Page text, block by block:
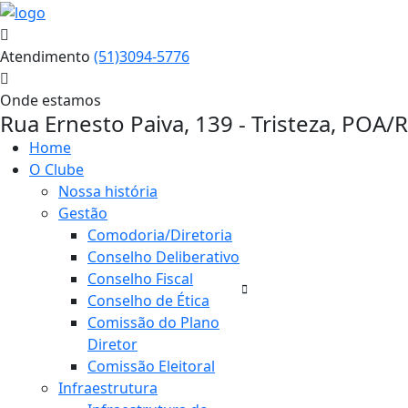
Atendimento (51)3094-5776
Onde estamos
Rua Ernesto Paiva, 139 - Tristeza, POA/
Home
O Clube
Nossa história
Gestão
Comodoria/Diretoria
Conselho Deliberativo
Conselho Fiscal
Conselho de Ética
Comissão do Plano
Diretor
Comissão Eleitoral
Infraestrutura